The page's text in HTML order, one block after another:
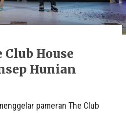
House
Hunian
pameran The Club